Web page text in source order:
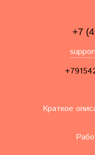
+7
Краткое